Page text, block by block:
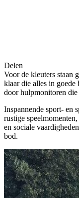
Delen
Voor de kleuters staan
klaar die alles in goede
door hulpmonitoren
Inspannende sport- en
rustige
en sociale
bod.